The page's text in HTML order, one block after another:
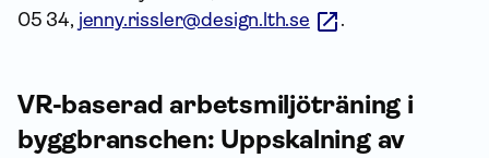
05 34, jenny.rissler@design.lth.se .
VR-baserad arbetsmiljöträning i
byggbranschen: Uppskalning av